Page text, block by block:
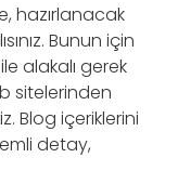
hazırlanacak
Bunun için
alakalı gerek
sitelerinden
Blog içeriklerini
detay,